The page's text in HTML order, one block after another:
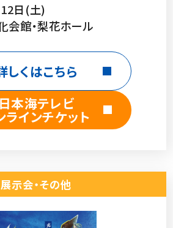
日(土)
会館・梨花ホール
しくはこちら
日本海テレビ
ラインチケット
展示会・その他